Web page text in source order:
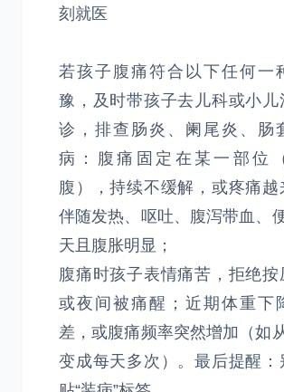
刻就医
若孩子腹痛符合以下任何一
豫，及时带孩子去儿科或小儿
诊，排查肠炎、阑尾炎、肠
病：腹痛固定在某一部位
腹），持续不缓解，或疼痛越
伴随发热、呕吐、腹泻带血、
天且腹胀明显；
腹痛时孩子表情痛苦，拒绝按
或夜间被痛醒；近期体重下
差，或腹痛频率突然增加（如
变成每天多次）。最后提醒：